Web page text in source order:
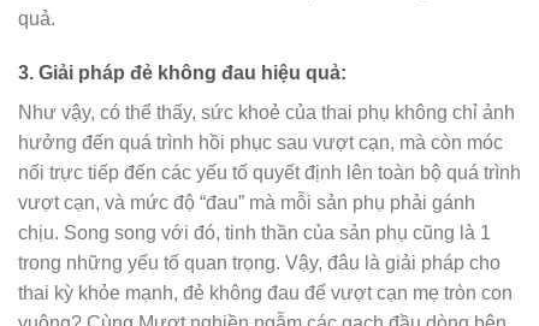
quả.
3. Giải pháp đẻ không đau hiệu quả:
Như vậy, có thể thấy, sức khoẻ của thai phụ không chỉ ảnh
hưởng đến quá trình hồi phục sau vượt cạn, mà còn móc
nối trực tiếp đến các yếu tố quyết định lên toàn bộ quá trình
vượt cạn, và mức độ “đau” mà mỗi sản phụ phải gánh
chịu. Song song với đó, tinh thần của sản phụ cũng là 1
trong những yếu tố quan trọng. Vậy, đâu là giải pháp cho
thai kỳ khỏe mạnh, đẻ không đau để vượt cạn mẹ tròn con